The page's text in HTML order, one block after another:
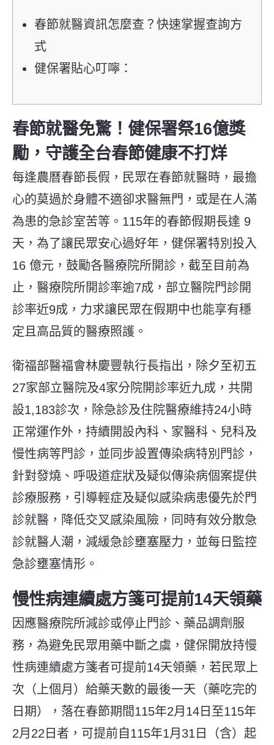
春節就醫資訊怎麼查？快速掌握查詢方
式
健保署貼心叮嚀：
春節就醫免驚！健保署祭16億獎
勵， 守護全台春節健康不打烊
每逢農曆春節長假，民眾在春節就醫時，最擔
心的莫過於身體不適卻求醫無門，或是在人滿
為患的急診室苦等。 115年的春節假期長達 9
天，為了讓民眾安心過好年，健保署特別投入
16 億元，鼓勵各醫療院所開診，截至目前為
止，醫療院所開診率逾7成，部立醫院門診開
診率近9成，力求讓民眾在假期中也能享有穩
定且高品質的醫療照護。
衛福部醫福會林慶豐執行長指出，除夕至初五
27家部立醫院及4家分院開診率近九成，共開
設1,183診次，除急診及住院醫療維持24小時
正常運作外，持續開設內科、家醫科、兒科及
慢性病等門診，並同步設置傳染病特別門診，
針對發燒、呼吸道症狀及疑似傳染病個案提供
診療服務，引導輕症及疑似感染病患優先於門
診就醫，降低交叉感染風險，同時有效分散急
診就醫人潮，減緩急診壅塞壓力，並每日監控
急診壅塞情形。
慢性病連續處方箋可提前14天領藥
因應醫療院所減診或停止門診、藥品調劑服
務，為避免民眾用藥中斷之虞，健保開放持慢
性病連續處方箋者可提前14天領藥，若民眾上
次（上個月）給藥天數的最後一天（藥吃完的
日期），落在春節期間115年2月14日至115年
2月22日者，可提前自115年1月31日（含）起